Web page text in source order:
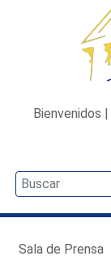
Bienvenidos |
Sala de Prensa